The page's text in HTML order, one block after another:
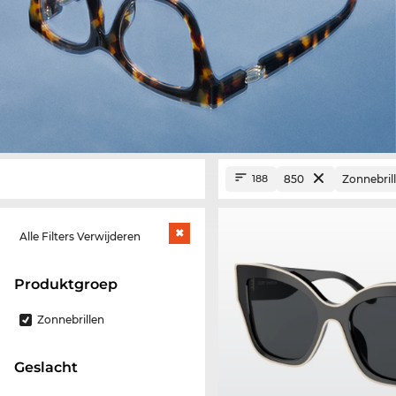
Alle Filters Verwijderen
Produktgroep
Zonnebrillen
Geslacht
188 850